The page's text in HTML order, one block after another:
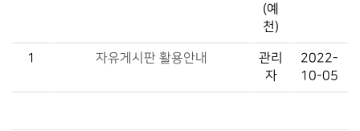
(예
천)
1 자유게시판 활용안내
관리
자
2022-
10-05